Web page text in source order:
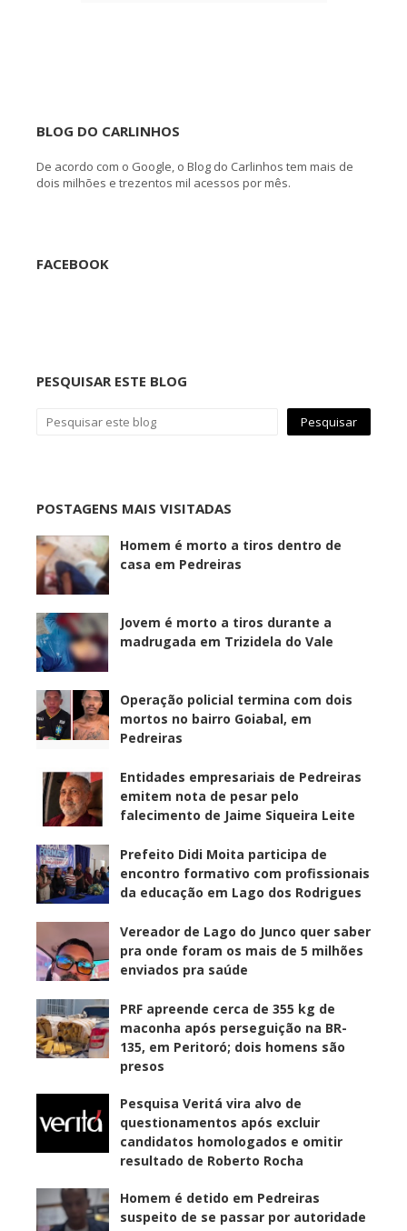
BLOG DO CARLINHOS
De acordo com o Google, o Blog do Carlinhos tem mais de
dois milhões e trezentos mil acessos por mês.
FACEBOOK
PESQUISAR ESTE BLOG
POSTAGENS MAIS VISITADAS
Homem é morto a tiros dentro de
casa em Pedreiras
Jovem é morto a tiros durante a
madrugada em Trizidela do Vale
Operação policial termina com dois
mortos no bairro Goiabal, em
Pedreiras
Entidades empresariais de Pedreiras
emitem nota de pesar pelo
falecimento de Jaime Siqueira Leite
Prefeito Didi Moita participa de
encontro formativo com profissionais
da educação em Lago dos Rodrigues
Vereador de Lago do Junco quer saber
pra onde foram os mais de 5 milhões
enviados pra saúde
PRF apreende cerca de 355 kg de
maconha após perseguição na BR-
135, em Peritoró; dois homens são
presos
Pesquisa Veritá vira alvo de
questionamentos após excluir
candidatos homologados e omitir
resultado de Roberto Rocha
Homem é detido em Pedreiras
suspeito de se passar por autoridade